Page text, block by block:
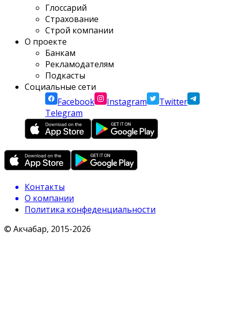
Глоссарий
Страхование
Строй компании
О проекте
Банкам
Рекламодателям
Подкасты
Социальные сети
Facebook
Instagram
Twitter
Telegram
Контакты
О компании
Политика конфеденциальности
© Акчабар, 2015-2026